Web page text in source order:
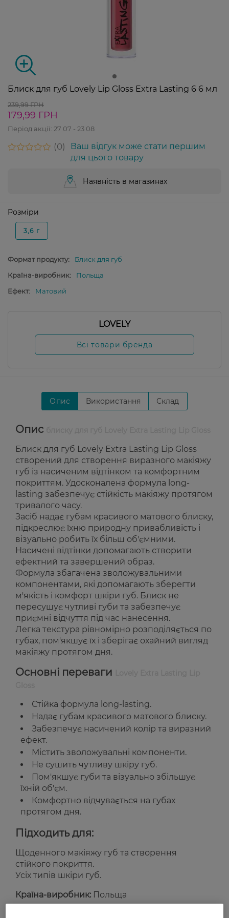
Блиск для губ Lovely Lip Gloss Extra Lasting 6 6 мл
239,99 ГРН
179,99 ГРН
Період акції: 27 07 - 23 08
0
Ваш відгук може стати першим
для цього товару
Наявність в магазинах
Розміри
3,6 г
Формат продукту:
Блиск для губ
Країна-виробник:
Польща
Ефект:
Матовий
LOVELY
Всі товари бренда
Опис Використання Склад
Опис
Блиск для губ Lovely Extra Lasting Lip Gloss
створений для створення виразного макіяжу
губ із насиченим відтінком та комфортним
покриттям. Удосконалена формула long-
lasting забезпечує стійкість макіяжу протягом
тривалого часу.
Засіб надає губам красивого матового блиску,
підкреслює їхню природну привабливість і
візуально робить їх більш об'ємними.
Насичені відтінки допомагають створити
ефектний та завершений образ.
Формула збагачена зволожувальними
компонентами, які допомагають зберегти
м'якість і комфорт шкіри губ. Блиск не
пересушує чутливі губи та забезпечує
приємні відчуття під час нанесення.
Легка текстура рівномірно розподіляється по
губах, пом'якшує їх і зберігає охайний вигляд
макіяжу протягом дня.
Основні переваги
Стійка формула long-lasting.
Надає губам красивого матового блиску.
Забезпечує насичений колір та виразний
ефект.
Містить зволожувальні компоненти.
Не сушить чутливу шкіру губ.
Пом'якшує губи та візуально збільшує
їхній об'єм.
Комфортно відчувається на губах
протягом дня.
Підходить для:
Щоденного макіяжу губ та створення
стійкого покриття.
Усіх типів шкіри губ.
Країна-виробник: Польща